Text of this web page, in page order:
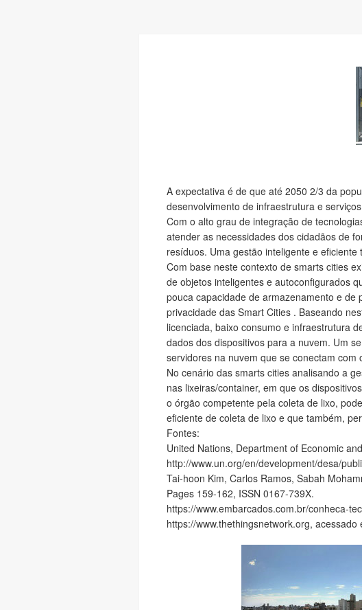
A expectativa é de que até 2050 2/3 da
desenvolvimento de infraestrutura e
Com o alto grau de integração de
atender as necessidades dos cidadãos de
resíduos. Uma gestão inteligente e
Com base neste contexto de smarts cities
de objetos inteligentes e autoconfigurados
pouca capacidade de armazenamento e
privacidade das Smart Cities . Baseando
licenciada, baixo consumo e infraestrutura
dados dos dispositivos para a nuvem. Um
servidores na nuvem que se conectam
No cenário das smarts cities analisando a
nas lixeiras/container, em que os
o órgão competente pela coleta de lixo,
eficiente de coleta de lixo e que também,
Fontes:
United Nations, Department of Economic
http://www.un.org/en/development/desa/
Tai-hoon Kim, Carlos Ramos, Sabah
Pages 159-162, ISSN 0167-739X.
https://www.embarcados.com.br/conheca-
https://www.thethingsnetwork.org, acessado